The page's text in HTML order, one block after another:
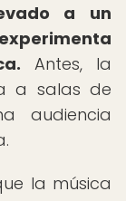
a un
Antes, la
a salas de
audiencia
la música